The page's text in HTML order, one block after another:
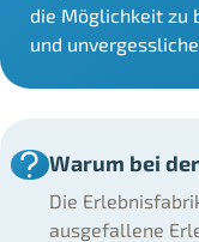
die Möglichkeit zu
und
Warum bei
Die
ausgefallene